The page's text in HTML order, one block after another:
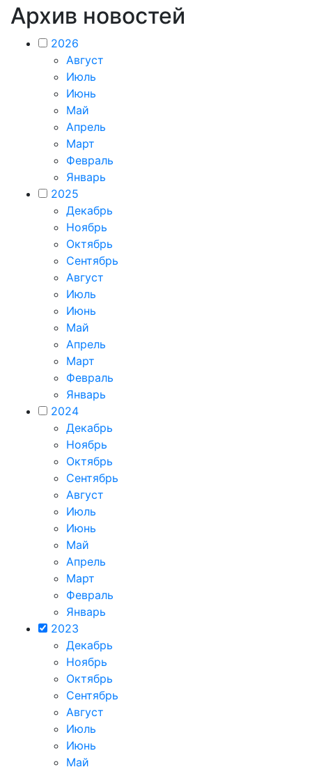
Архив новостей
2026
Август
Июль
Июнь
Май
Апрель
Март
Февраль
Январь
2025
Декабрь
Ноябрь
Октябрь
Сентябрь
Август
Июль
Июнь
Май
Апрель
Март
Февраль
Январь
2024
Декабрь
Ноябрь
Октябрь
Сентябрь
Август
Июль
Июнь
Май
Апрель
Март
Февраль
Январь
2023
Декабрь
Ноябрь
Октябрь
Сентябрь
Август
Июль
Июнь
Май